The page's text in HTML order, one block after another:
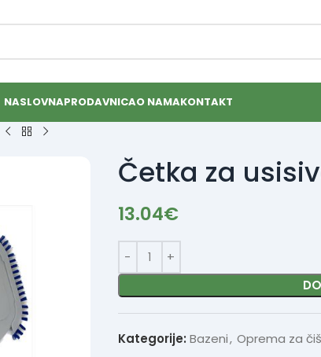
NASLOVNAPRODAVNICAO NAMAKONTAKT
Četka za
13.04€
Kategorije: Bazeni, Oprema za